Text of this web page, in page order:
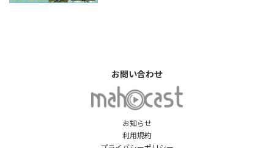
お知らせ
利用規約
お問い合わせ